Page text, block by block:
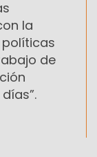
la
de